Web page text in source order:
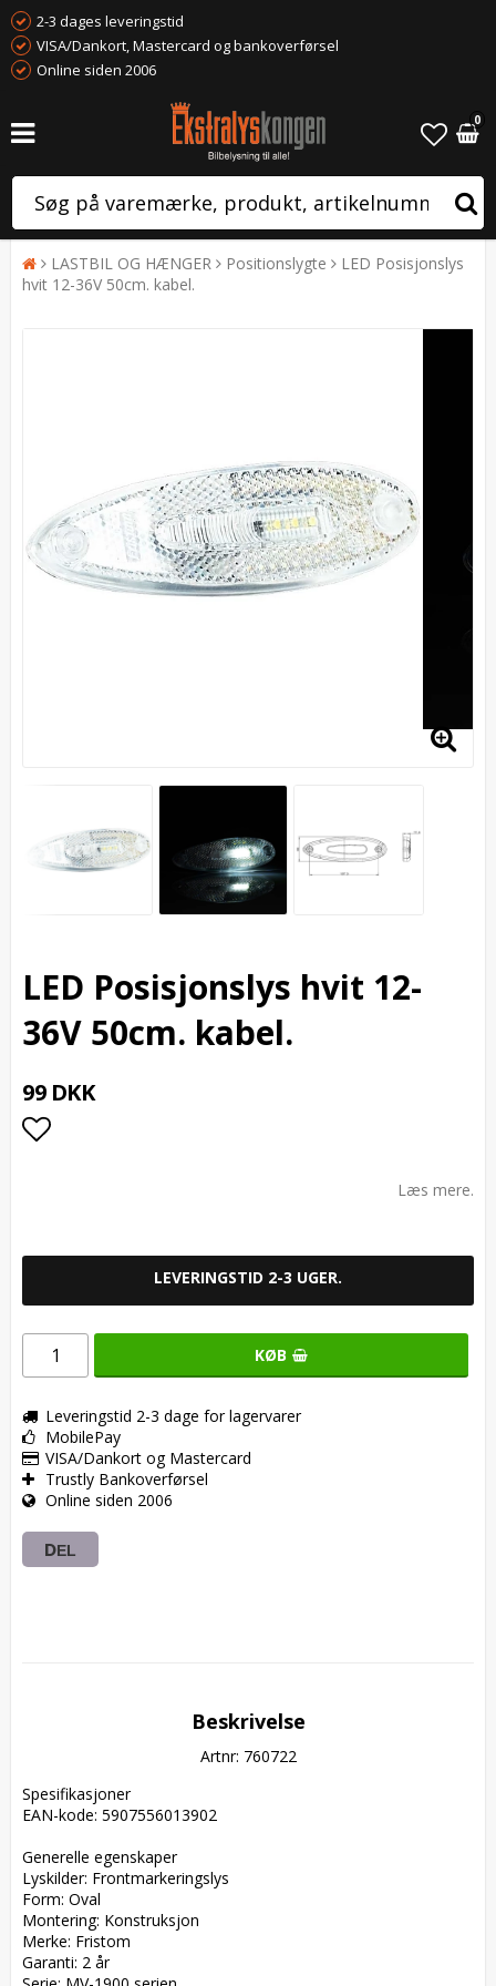
2-3 dages leveringstid
VISA/Dankort, Mastercard og bankoverførsel
Online siden 2006
0
LASTBIL OG HÆNGER Positionslygte
LED Posisjonslys
hvit 12-36V 50cm. kabel.
LED Posisjonslys hvit 12-
36V 50cm. kabel.
99 DKK
Læs mere.
LEVERINGSTID 2-3 UGER.
KØB
Leveringstid 2-3 dage for lagervarer
MobilePay
VISA/Dankort og Mastercard
Trustly Bankoverførsel
Online siden 2006
DEL
Beskrivelse
Artnr: 760722
Spesifikasjoner
EAN-kode: 5907556013902
Generelle egenskaper
Lyskilder: Frontmarkeringslys
Form: Oval
Montering: Konstruksjon
Merke: Fristom
Garanti: 2 år